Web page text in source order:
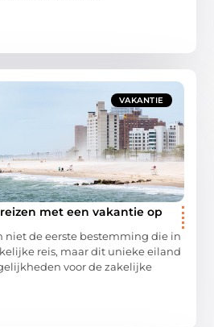
VAKANTIE
met een vakantie op
niet de eerste bestemming die in
reis, maar dit unieke eiland
voor de zakelijke